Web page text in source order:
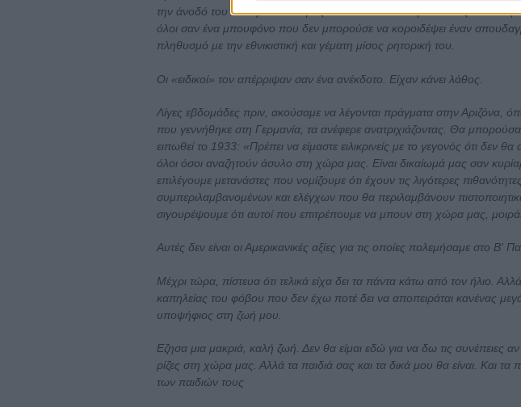
την άνοδό του όλοι γελούσαν μαζί του - δεν τον έπαιρνε κανείς στα
όλοι σαν ένα μπουφόνο που δεν μπορούσε να κοροιδέψει έναν
πληθυσμό με την εθνικιστική και γέματη μίσος ρητορική του.
Οι «ειδικοί» τον απέρριψαν σαν ένα ανέκδοτο. Είχαν κάνει λάθος.
Λίγες εβδομάδες πριν, ακούσαμε να λέγονται πράγματα στην Αριζόνα,
που γεννήθηκε στη Γερμανία, τα ανέφερε ανατριχιάζοντας. Θα
ειπωθεί το 1933: «Πρέπει να είμαστε ειλικρινείς με το γεγονός ότι δεν
όλοι όσοι αναζητούν άσυλο στη χώρα μας. Είναι δικαίωμά μας σαν
επιλέγουμε μετανάστες που νομίζουμε ότι έχουν τις λιγότερες
συμπεριλαμβανομένων και ελέγχων που θα περιλαμβάνουν
σιγουρέψουμε ότι αυτοί που επιτρέπουμε να μπουν στη χώρα μας,
Αυτές δεν είναι οι Αμερικανικές αξίες για τις οποίες πολεμήσαμε στο Β'
Μέχρι τώρα, πίστευα ότι τελικά είχα δει τα πάντα κάτω από τον ήλιο.
καπηλείας του φόβου που δεν έχω ποτέ δει να αποπειράται κανένας
υποψήφιος στη ζωή μου.
Εζησα μια μακριά, καλή ζωή. Δεν θα είμαι εδώ για να δω τις συνέπειες
ρίζες στη χώρα μας. Αλλά τα παιδιά σας και τα δικά μου θα είναι. Και τα
των παιδιών τους